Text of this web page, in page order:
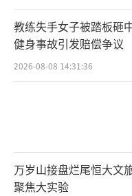
教练失手女子被踏板砸
健身事故引发赔偿争议
2026-08-08 14:31:36
万岁山接盘烂尾恒大文
聚焦大实验